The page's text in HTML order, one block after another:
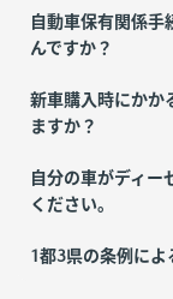
自動車保有関係手
んですか？
新車購入時にかか
ますか？
自分の車がディー
ください。
1都3県の条例によ